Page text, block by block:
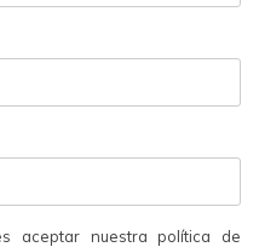
aceptar nuestra política de